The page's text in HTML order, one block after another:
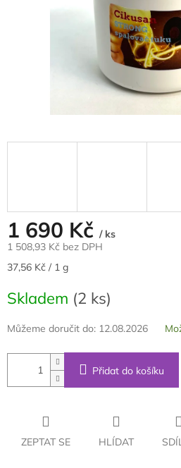
1 690 Kč / ks
1 508,93 Kč bez DPH
Měrná
37,56 Kč / 1 g
Skladem (2 ks)
Můžeme doručit do: 12.08.2026
Přidat do košíku
ZEPTAT SE HLÍDAT